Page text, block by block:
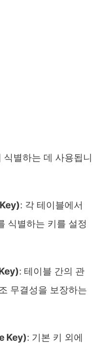
별하는 데 사용됩니
: 각 테이블에서
식별하는 키를 설정
: 테이블 간의 관
무결성을 보장하는
Key): 기본 키 외에